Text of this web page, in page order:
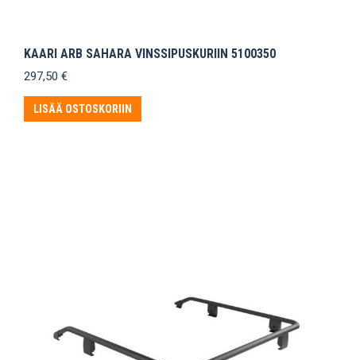
KAARI ARB SAHARA VINSSIPUSKURIIN 5100350
297,50 €
LISÄÄ OSTOSKORIIN